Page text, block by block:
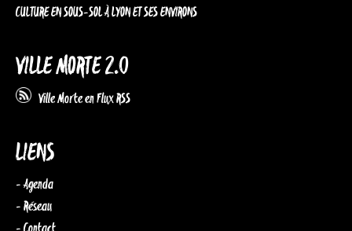
CULTURE EN SOUS-SOL À LYON ET SES ENVIRONS
VILLE MORTE 2.0
Ville Morte en Flux RSS
LIENS
- Agenda
- Réseau